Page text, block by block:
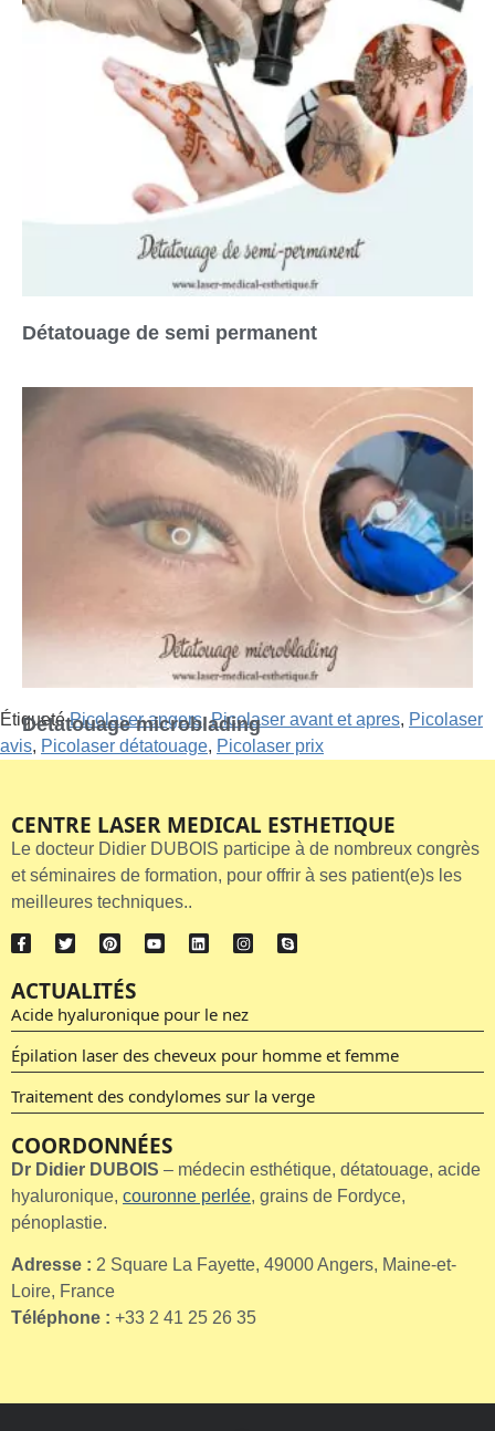
Détatouage de semi permanent
Détatouage microblading
ÉtiquetéPicolaser angers,Picolaser avant et apres, Picolaser
avis, Picolaser détatouage, Picolaser prix
CENTRE LASER MEDICAL ESTHETIQUE
Le docteur Didier DUBOIS participe à de nombreux congrès
et séminaires de formation, pour offrir à ses patient(e)s les
meilleures techniques..
ACTUALITÉS
Acide hyaluronique pour le nez
Épilation laser des cheveux pour homme et femme
Traitement des condylomes sur la verge
COORDONNÉES
Dr Didier DUBOIS – médecin esthétique, détatouage, acide
hyaluronique, couronne perlée, grains de Fordyce,
pénoplastie.
Adresse : 2 Square La Fayette, 49000 Angers, Maine-et-
Loire, France
Téléphone : +33 2 41 25 26 35